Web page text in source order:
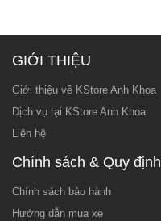
GIỚI THIỆU
Giới thiệu về KStore Anh Khoa
Dịch vụ tại KStore Anh Khoa
Liên hệ
Chính sách & Quy định
Chính sách bảo hành
Hướng dẫn mua xe